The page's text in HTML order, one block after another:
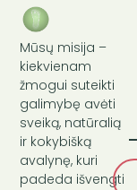
Mūsų misija –
kiekvienam
žmogui suteikti
galimybę avėti
sveiką, natūralią
ir kokybišką
avalynę, kuri
padeda išvengti